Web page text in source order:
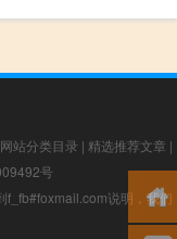
网站分类目录 | 精选推荐文章 |
号
f_fb#foxmail.com说明，我们